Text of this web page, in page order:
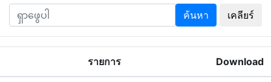
ค้นหา เคลียร์
รายการ Download